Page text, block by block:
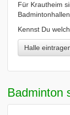
Für Krautheim
Kennst Du
Halle
Badminton